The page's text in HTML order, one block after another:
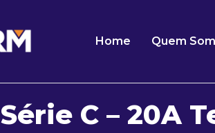
Home Quem
Série C – 20A